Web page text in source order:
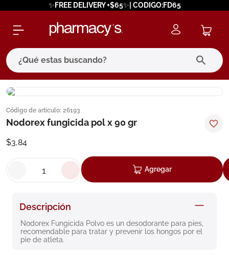
✨FREE DELIVERY +$65✨| CODIGO:FD65
¿Qué estas buscando?
Código de artículo: 26193
Nodorex fungicida pol x 90 gr
$3,84
Agregar
Descripción
Nodorex Fungicida Polvo es un desodorante para pies,
recomendable para tratar y prevenir los hongos por el
pie de atleta.
términos más buscados
1. eucerin
3
bioderma
5. cerave
6 megacistin
7. degraler
8. roche posay